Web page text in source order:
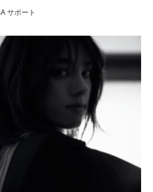
サポート